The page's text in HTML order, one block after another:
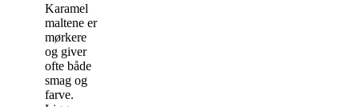
Karamel
maltene er
mørkere
og giver
ofte både
smag og
farve.